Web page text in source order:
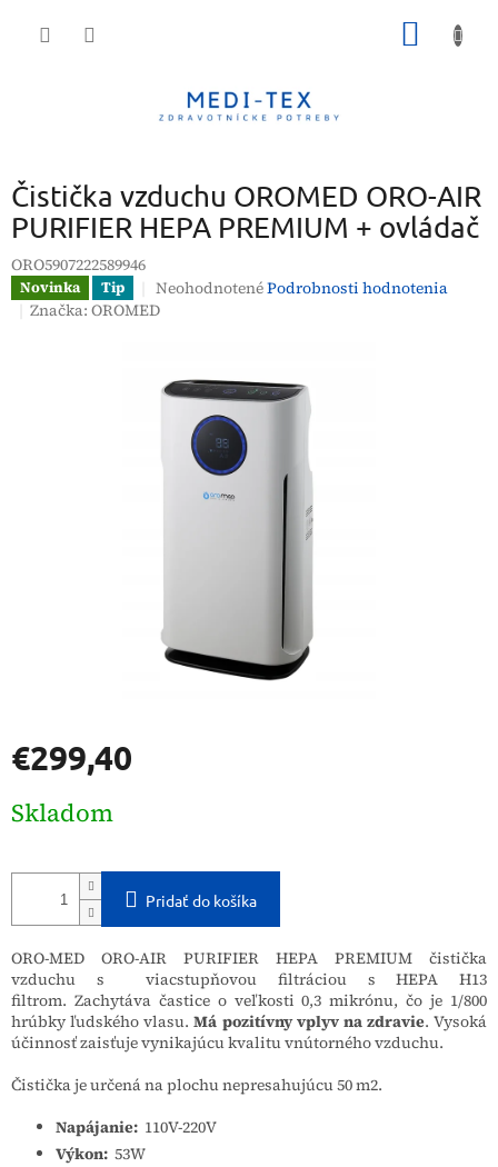
Čistička vzduchu OROMED ORO-AIR
PURIFIER HEPA PREMIUM + ovládač
ORO5907222589946
Novinka Tip
Priemerné
hodnotenie
z
hviezdičiek.
NeohodnotenéPodrobnosti hodnotenia
Značka:OROMED
€299,40
cena:
Skladom
Pridať do košíka
ORO-MED ORO-AIR PURIFIER HEPA PREMIUM čistička
vzduchu s viacstupňovou filtráciou s HEPA H13
filtrom. Zachytáva častice o veľkosti 0,3 mikrónu, čo je 1/800
hrúbky ľudského vlasu.Má pozitívny vplyv na zdravie. Vysoká
účinnosť zaisťuje vynikajúcu kvalitu vnútorného vzduchu.
Čistička je určená na plochu nepresahujúcu 50 m2.
Napájanie: 110V-220V
Výkon: 53W